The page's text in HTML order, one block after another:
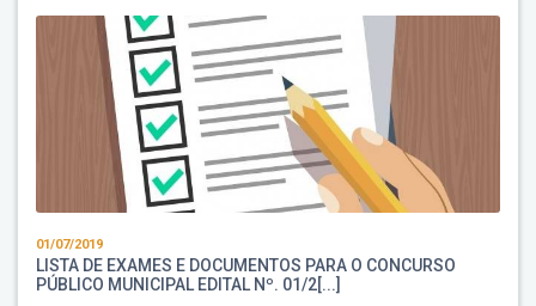
01/07/2019
LISTA DE EXAMES E DOCUMENTOS PARA O CONCURSO
PÚBLICO MUNICIPAL EDITAL Nº. 01/2[...]